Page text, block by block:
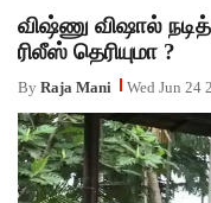
ACTORS
MOVIESTILLS
EVENTS
விஷ்ணு விஷால்
ரிலீஸ் தெரியுமா ?
By Raja Mani Wed Jun 24